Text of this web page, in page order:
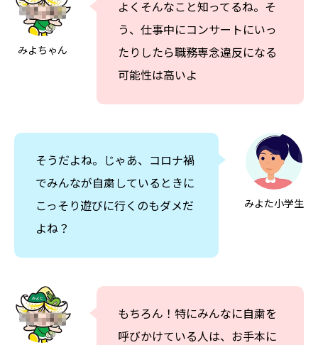
みよちゃん
よくそんなこと知ってるね。そ
う、仕事中にコンサートにいっ
たりしたら職務専念違反になる
可能性は高いよ
みよた小学生
そうだよね。じゃあ、コロナ禍
でみんなが自粛しているときに
こっそり遊びに行くのもダメだ
よね？
もちろん！特にみんなに自粛を
呼びかけている人は、お手本に